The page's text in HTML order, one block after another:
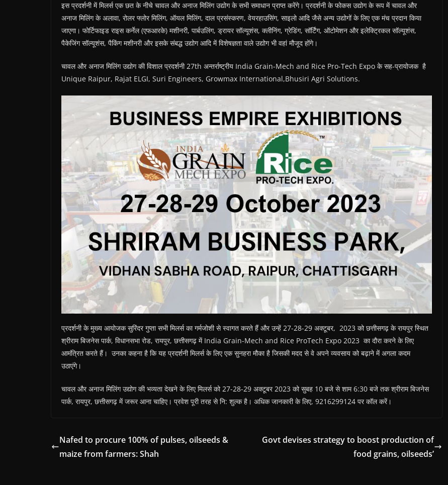
इस प्रदर्शनी में मिलर्स एक छत के नीचे चावल और अनाज मिलिंग उद्योग के सभी समाधान प्राप्त करेंगे। प्रदर्शनी के फोकस उद्योग के रूप में चावल और
अनाज मिलिंग के अलावा, रोलर फ्लोर मिलिंग, ऑयल मिलिंग, दाल प्रसंस्करण, वेयरहाउसिंग, साइलो आदि जैसे अन्य उद्योगों के लिए एक मंच प्रदान किया
जाएगा। फोर्टिफाइड राइस कर्नेल (एफआरके) मशीनरी, पार्बउलिंग, ड्रायर सॉल्यूशंस, क्लीनिंग, ग्रेडिंग, सॉर्टिंग, ऑटोमेशन और इलेक्ट्रिकल सॉल्यूशंस,
पैकेजिंग सॉल्यूशंस, पैकिंग मशीनरी और इसके संबद्ध उद्योग आदि में विशेषज्ञता वाले उद्योग भी वहां मौजूद होंगे।
चावल और अनाज मिलिंग उद्योग की विशाल प्रदर्शनी 27th अन्तर्राष्ट्रीय India Grain-Mech and Rice Pro-Tech Expo के सह-प्रायोजक है
Unique Raipur, Rajat ELGI, Suri Engineers, Growmax International,Bhusiri Agri Solutions.
प्रदर्शनी के मुख्य आयोजक सुरिंदर गुप्ता सभी मिलर्स का गर्मजोशी से स्वागत करते हैं और उन्हें 27-28-29 अक्टूबर, 2023 को छत्तीसगढ़ के रायपुर स्थित
श्रीराम बिजनेस पार्क, विधानसभा रोड, रायपुर, छत्तीसगढ़ में India Grain-Mech and Rice ProTech Expo 2023 का दौरा करने के लिए
आमंत्रित करते हैं। उनका कहना है कि यह प्रदर्शनी मिलर्स के लिए एक सुनहरा मौका है जिसकी मदद से वे अपने व्यवसाय को बढ़ाने में अगला कदम
उठाएंगे।
चावल और अनाज मिलिंग उद्योग की भव्यता देखने के लिए मिलर्स को 27-28-29 अक्टूबर 2023 को सुबह 10 बजे से शाम 6:30 बजे तक श्रीराम बिजनेस
पार्क, रायपुर, छत्तीसगढ़ में जरूर आना चाहिए। प्रवेश पूरी तरह से नि: शुल्क है। अधिक जानकारी के लिए, 9216299124 पर कॉल करें।
Nafed to procure 100% of pulses, oilseeds &
maize from farmers: Shah
Govt devises strategy to boost production of
food grains, oilseeds’